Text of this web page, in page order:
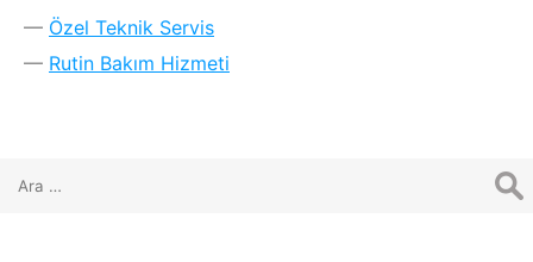
Özel Teknik Servis
Rutin Bakım Hizmeti